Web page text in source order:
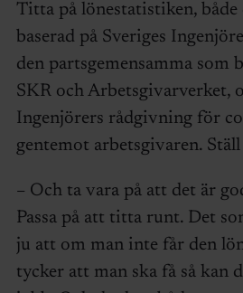
Titta på lönestatistiken, både
baserad på Sveriges
den partsgemensamma som
SKR och Arbetsgivarverket,
Ingenjörers rådgivning för
gentemot arbetsgivaren.
– Och ta vara på att det är
Passa på att titta runt. Det
ju att om man inte får den
tycker att man ska få så kan